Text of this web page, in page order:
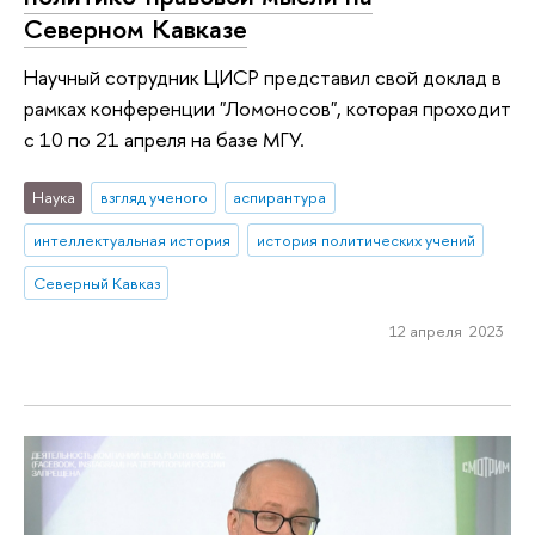
Северном Кавказе
Научный сотрудник ЦИСР представил свой доклад в
рамках конференции "Ломоносов", которая проходит
с 10 по 21 апреля на базе МГУ.
Наука взгляд ученого
аспирантура
интеллектуальная история
история политических учений
Северный Кавказ
12 апреля 2023